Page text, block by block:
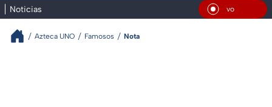
Noticias En
Azteca UNO Famosos Nota